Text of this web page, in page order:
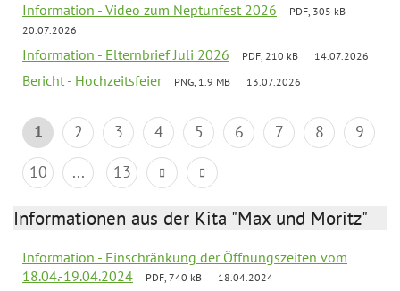
Information - Video zum Neptunfest 2026
PDF, 305 kB
20.07.2026
Information - Elternbrief Juli 2026 PDF, 210 kB 14.07.2026
Bericht - Hochzeitsfeier PNG, 1.9 MB 13.07.2026
1 2 3 4 5 6 7 8
9
10
... 13
Informationen aus der Kita "Max und Moritz"
Information - Einschränkung der Öffnungszeiten vom
18.04.-19.04.2024
PDF, 740 kB 18.04.2024